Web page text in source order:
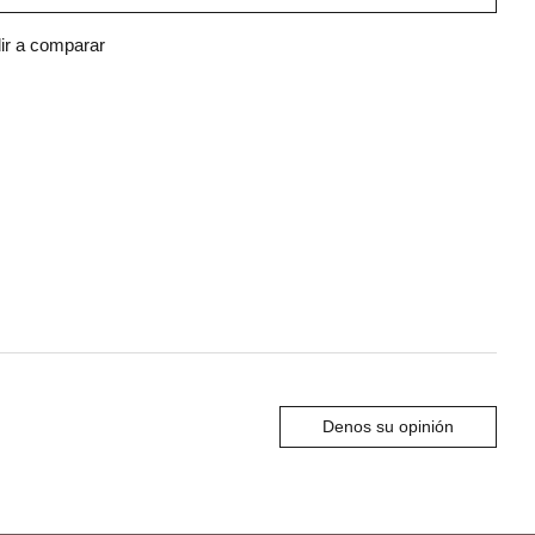
a comparar
Denos su opinión